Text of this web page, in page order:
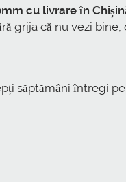
cu livrare în
grija că nu vezi
săptămâni întregi